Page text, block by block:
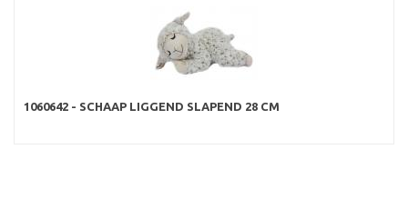
1060642 - SCHAAP LIGGEND SLAPEND 28 CM